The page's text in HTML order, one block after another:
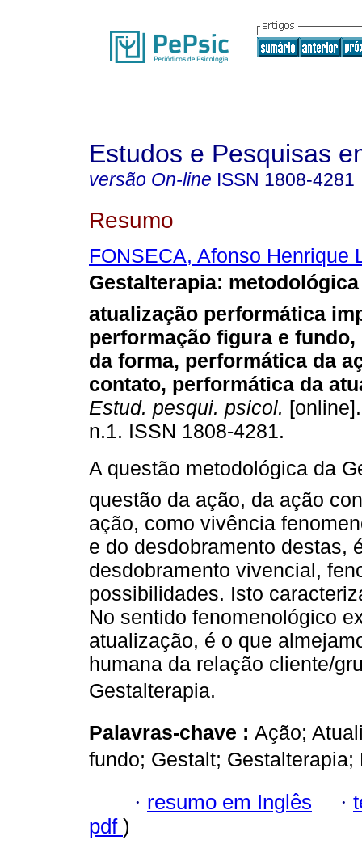
Estudos e Pesquisas
versão On-line ISSN 1808-4281
Resumo
FONSECA, Afonso Henrique
Gestalterapia:
atualização performática
performação figura e
da forma, performática da
contato, performática da
Estud. pesqui. psicol.
n.1. ISSN 1808-4281.
A questão metodológica da
questão da ação, da ação
ação, como vivência
e do desdobramento destas,
desdobramento vivencial,
possibilidades. Isto
No sentido fenomenológico
atualização, é o que
humana da relação cliente/
Gestalterapia.
Palavras-chave : Ação;
fundo; Gestalt;
· resumo em Inglês ·
pdf )